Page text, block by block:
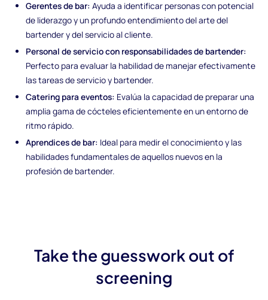
Gerentes de bar: Ayuda a identificar personas con potencial
de liderazgo y un profundo entendimiento del arte del
bartender y del servicio al cliente.
Personal de servicio con responsabilidades de bartender:
Perfecto para evaluar la habilidad de manejar efectivamente
las tareas de servicio y bartender.
Catering para eventos: Evalúa la capacidad de preparar una
amplia gama de cócteles eficientemente en un entorno de
ritmo rápido.
Aprendices de bar: Ideal para medir el conocimiento y las
habilidades fundamentales de aquellos nuevos en la
profesión de bartender.
Take the guesswork out of
screening